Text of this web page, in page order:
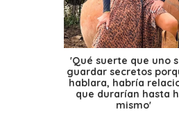
'Qué suerte que uno
guardar secretos
hablara, habría
que durarían hasta
mismo'